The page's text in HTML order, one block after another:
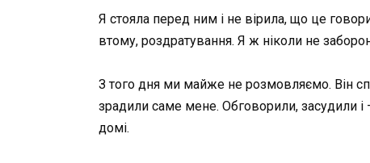
Я стояла перед ним і не вірила, що це
втому, роздратування. Я ж ніколи не
З того дня ми майже не розмовляємо. Він
зрадили саме мене. Обговорили, засудили
домі.